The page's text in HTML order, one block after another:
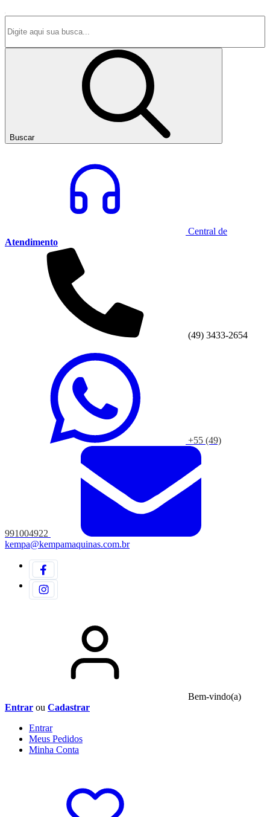
Buscar
Central de
Atendimento
(49) 3433-2654
+55 (49)
991004922
kempa@kempamaquinas.com.br
Bem-vindo(a)
Entrar ou Cadastrar
Entrar
Meus Pedidos
Minha Conta